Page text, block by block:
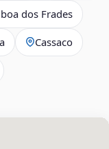
dos Frades
Cassaco